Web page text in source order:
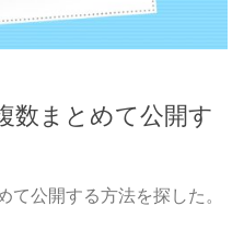
数まとめて公開す
て公開する方法を探した。